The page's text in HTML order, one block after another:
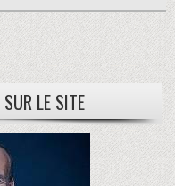
SUR LE SITE